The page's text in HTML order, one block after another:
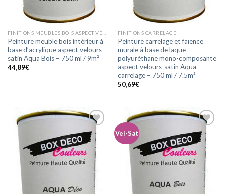
Peinture meuble bois intérieur à
base d’acrylique aspect velours-
satin Aqua Bois – 750 ml / 9m²
44,89€
FINITIONS CARRELAGE
Peinture carrelage et faïence
murale à base de laque
polyuréthane mono-composante
aspect velours-satin Aqua
carrelage – 750 ml / 7.5m²
50,69€
Ajouter
à la
wishlist
Vel-Sat
Ajouter
à la
wishlist